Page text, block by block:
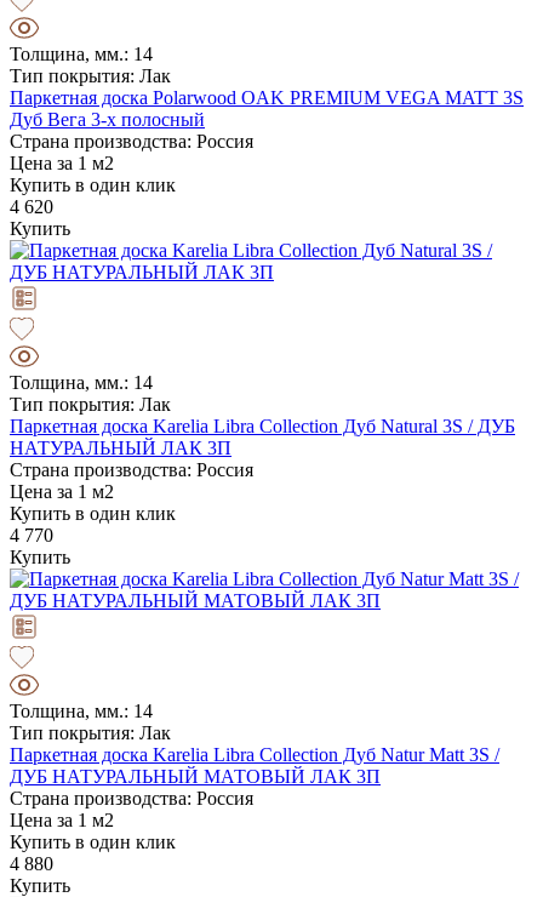
Толщина, мм.: 14
Тип покрытия: Лак
Паркетная доска Polarwood OAK PREMIUM VEGA MATT 3S
Дуб Вега 3-х полосный
Страна производства: Россия
Цена за 1 м2
Купить в один клик
4 620
Купить
Толщина, мм.: 14
Тип покрытия: Лак
Паркетная доска Karelia Libra Collection Дуб Natural 3S / ДУБ
НАТУРАЛЬНЫЙ ЛАК 3П
Страна производства: Россия
Цена за 1 м2
Купить в один клик
4 770
Купить
Толщина, мм.: 14
Тип покрытия: Лак
Паркетная доска Karelia Libra Collection Дуб Natur Matt 3S /
ДУБ НАТУРАЛЬНЫЙ МАТОВЫЙ ЛАК 3П
Страна производства: Россия
Цена за 1 м2
Купить в один клик
4 880
Купить